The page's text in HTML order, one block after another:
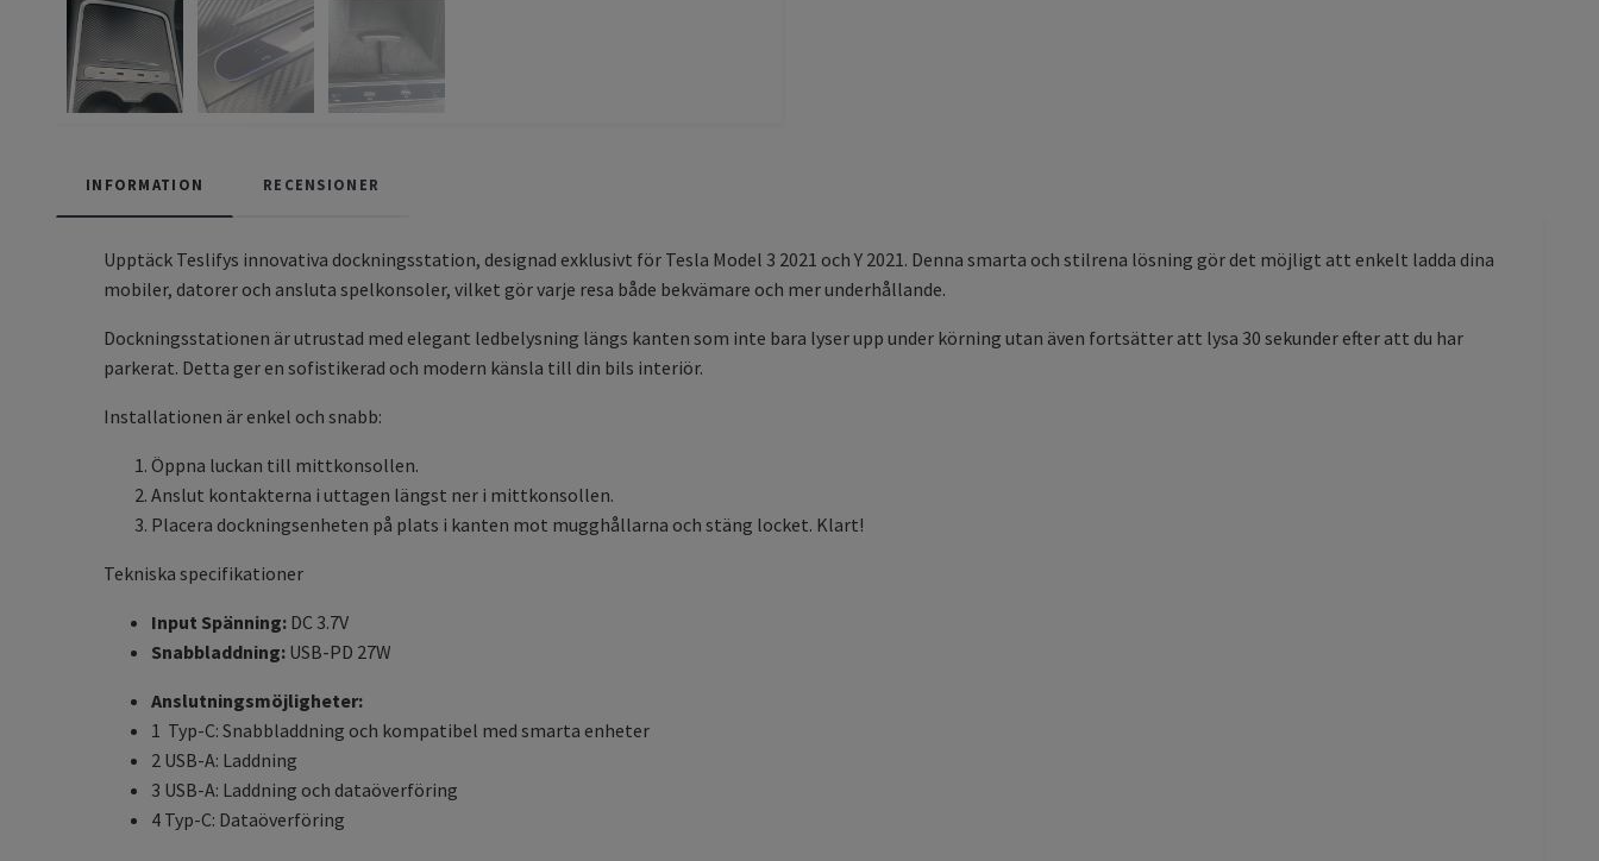
INFORMATION RECENSIONER
Upptäck Teslifys innovativa dockningsstation, designad exklusivt för Tesla Model 3 2021 och Y 2021. Denna smarta och stilrena lösning gör det möjligt att enkelt ladda dina
mobiler, datorer och ansluta spelkonsoler, vilket gör varje resa både bekvämare och mer underhållande.
Dockningsstationen är utrustad med elegant ledbelysning längs kanten som inte bara lyser upp under körning utan även fortsätter att lysa 30 sekunder efter att du har
parkerat. Detta ger en sofistikerad och modern känsla till din bils interiör.
Installationen är enkel och snabb:
Öppna luckan till mittkonsollen.
Anslut kontakterna i uttagen längst ner i mittkonsollen.
Placera dockningsenheten på plats i kanten mot mugghållarna och stäng locket. Klart!
Tekniska specifikationer
Input Spänning: DC 3.7V
Snabbladdning: USB-PD 27W
Anslutningsmöjligheter:
1 Typ-C: Snabbladdning och kompatibel med smarta enheter
2 USB-A: Laddning
3 USB-A: Laddning och dataöverföring
4 Typ-C: Dataöverföring